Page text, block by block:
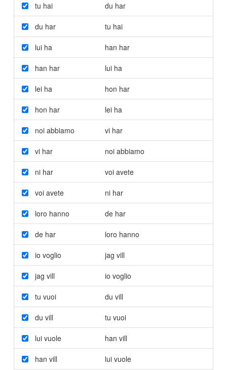
tu hai du har
du har tu hai
lui ha han har
han har lui ha
lei ha hon har
hon har lei ha
noi abbiamo vi har
vi har noi abbiamo
ni har voi avete
voi avete ni har
loro hanno de har
de har loro hanno
io voglio jag vill
jag vill io voglio
tu vuoi du vill
du vill tu vuoi
lui vuole han vill
han vill lui vuole